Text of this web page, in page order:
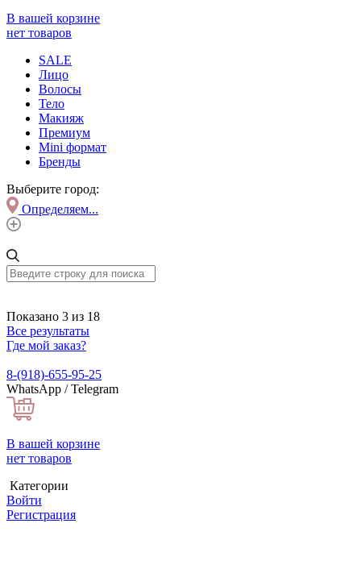
В вашей корзине
нет товаров
SALE
Лицо
Волосы
Тело
Макияж
Премиум
Mini формат
Бренды
Выберите город:
Определяем...
Показано 3 из 18
Все результаты
Где мой заказ?
8-(918)-655-95-25
WhatsApp / Telegram
В вашей корзине
нет товаров
Категории
Войти
Регистрация